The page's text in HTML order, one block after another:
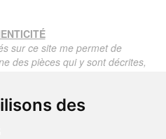
des
sur ce site me permet de
des pièces qui y sont décrites,
d'époque et authentiques,
la description.
reprenant la description
de vente, accompagné d'une
est communiqué